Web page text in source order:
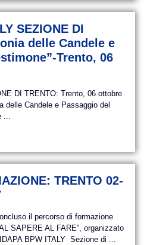
SEZIONE DI
delle Candele e
Trento, 06
DI TRENTO: Trento, 06 ottobre
delle Candele e Passaggio del
TRENTO 02-
il percorso di formazione
SAPERE AL FARE”, organizzato
BPW ITALY Sezione di ...